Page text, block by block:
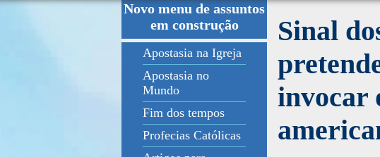
Fale Conosco
Novo menu de assuntos
em construção
Apostasia na Igreja
Apostasia no
Mundo
Fim dos tempos
Profecias Católicas
Sinal
invocar